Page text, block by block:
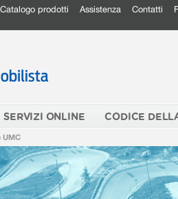
Catalogo prodotti Assistenza Contatti
SERVIZI ONLINE CODICE
UMC